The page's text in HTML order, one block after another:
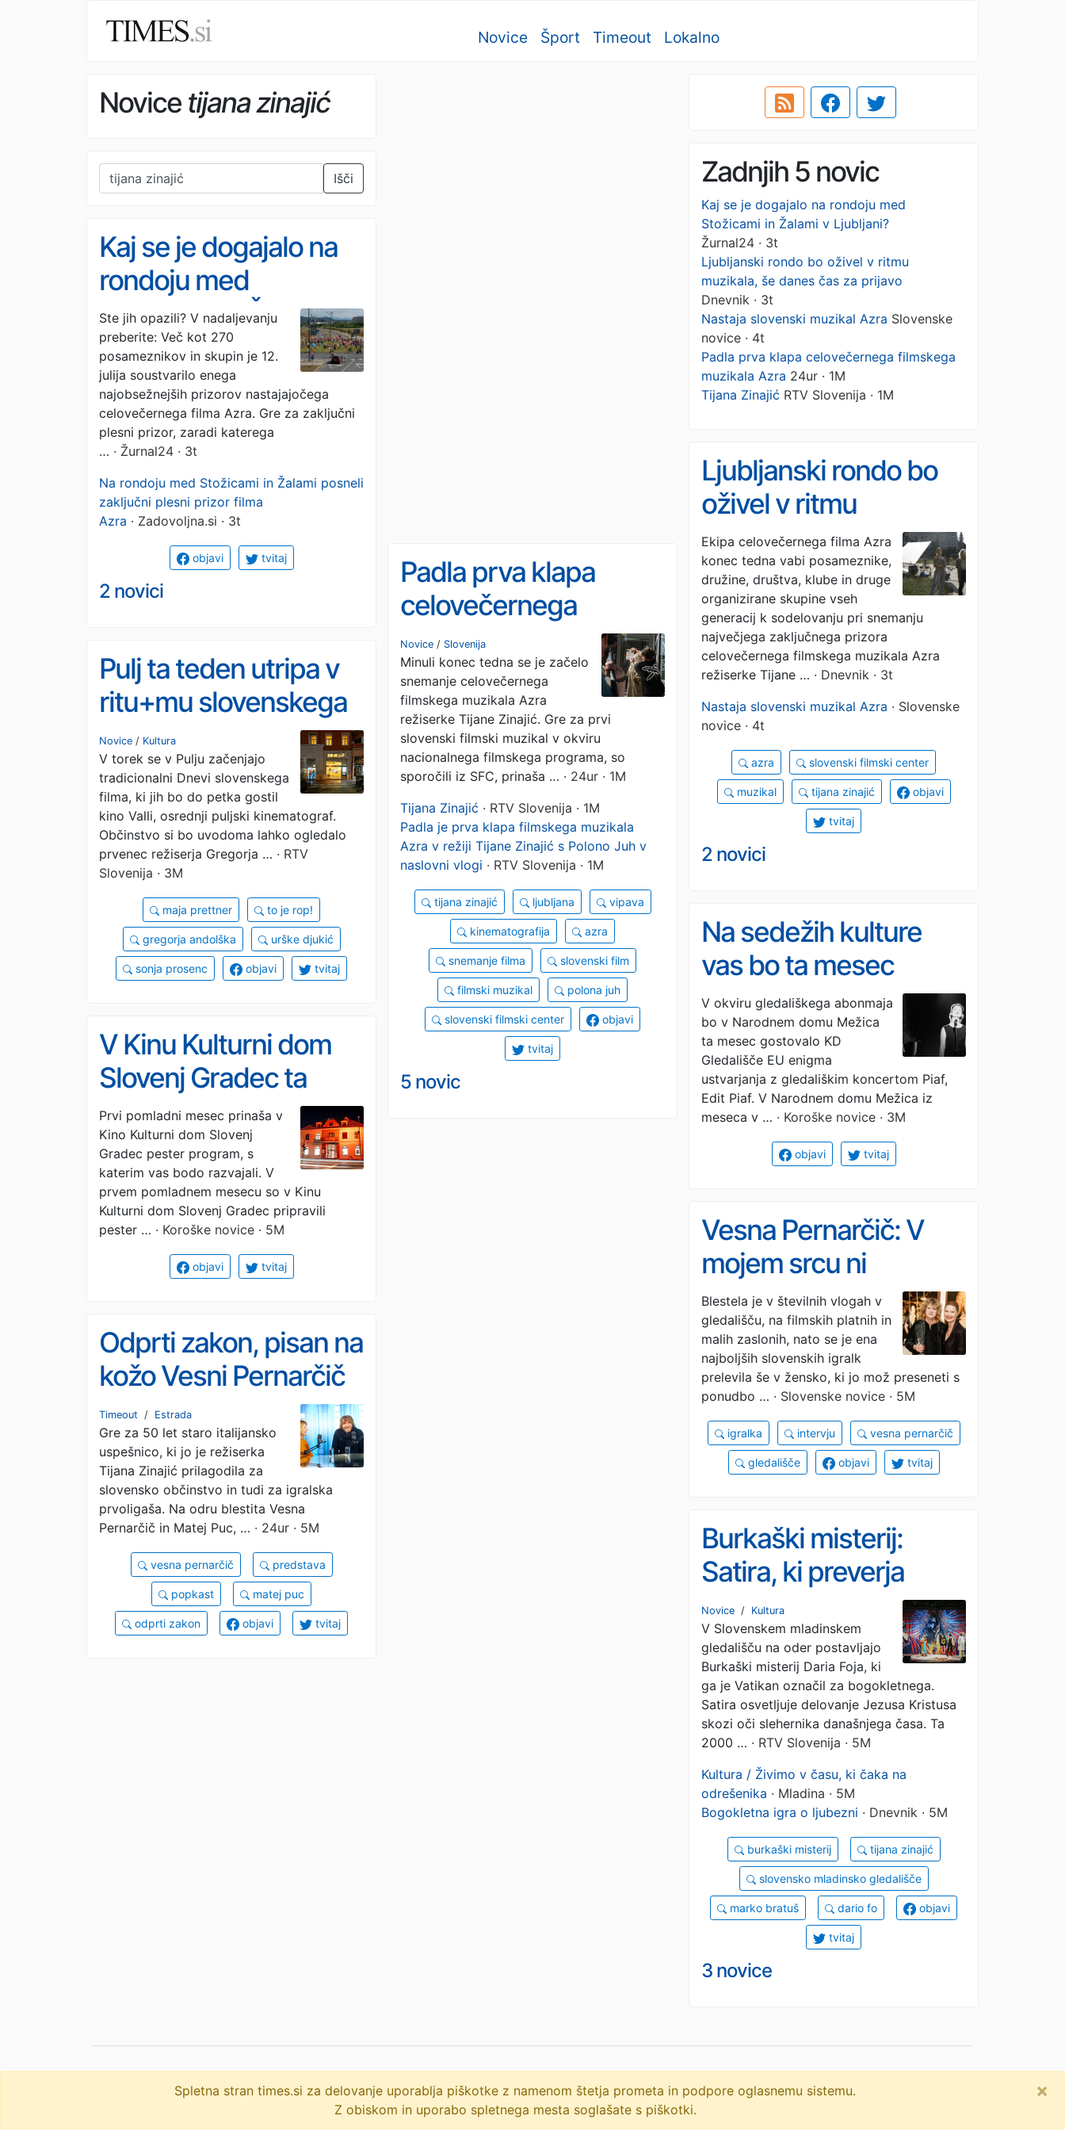
Novice Šport Timeout Lokalno
Novice tijana zinajić
Išči Zadnjih 5 novic
Kaj se je dogajalo na rondoju med
Stožicami in Žalami v Ljubljani?
Žurnal24 · 3t
Ljubljanski rondo bo oživel v ritmu
muzikala, še danes čas za prijavo
Dnevnik · 3t
Nastaja slovenski muzikal Azra Slovenske
novice · 4t
Padla prva klapa celovečernega filmskega
muzikala Azra 24ur · 1M
Tijana Zinajić RTV Slovenija · 1M
Kaj se je dogajalo na
rondoju med
Stožicami in Žalami v
Ljubljani?
Ste jih opazili? V nadaljevanju
preberite: Več kot 270
posameznikov in skupin je 12.
julija soustvarilo enega
najobsežnejših prizorov nastajajočega
celovečernega filma Azra. Gre za zaključni
plesni prizor, zaradi katerega
… · Žurnal24 · 3t
Na rondoju med Stožicami in Žalami posneli
zaključni plesni prizor filma
Azra · Zadovoljna.si · 3t
objavi tvitaj
2 novici
Ljubljanski rondo bo
oživel v ritmu
muzikala, še danes
čas za prijavo
Ekipa celovečernega filma Azra
konec tedna vabi posameznike,
družine, društva, klube in druge
organizirane skupine vseh
generacij k sodelovanju pri snemanju
največjega zaključnega prizora
celovečernega filmskega muzikala Azra
režiserke Tijane … · Dnevnik · 3t
Nastaja slovenski muzikal Azra · Slovenske
novice · 4t
azra slovenski filmski center
muzikal tijana zinajić objavi
tvitaj
2 novici
Padla prva klapa
celovečernega
filmskega muzikala
Azra
Novice / Slovenija
Minuli konec tedna se je začelo
snemanje celovečernega
filmskega muzikala Azra
režiserke Tijane Zinajić. Gre za prvi
slovenski filmski muzikal v okviru
nacionalnega filmskega programa, so
sporočili iz SFC, prinaša … · 24ur · 1M
Tijana Zinajić · RTV Slovenija · 1M
Padla je prva klapa filmskega muzikala
Azra v režiji Tijane Zinajić s Polono Juh v
naslovni vlogi · RTV Slovenija · 1M
tijana zinajić ljubljana vipava
kinematografija azra
snemanje filma slovenski film
filmski muzikal polona juh
slovenski filmski center objavi
tvitaj
5 novic
Pulj ta teden utripa v
ritu+mu slovenskega
filma
Novice / Kultura
V torek se v Pulju začenjajo
tradicionalni Dnevi slovenskega
filma, ki jih bo do petka gostil
kino Valli, osrednji puljski kinematograf.
Občinstvo si bo uvodoma lahko ogledalo
prvenec režiserja Gregorja … · RTV
Slovenija · 3M
maja prettner to je rop!
gregorja andolška urške djukić
sonja prosenc objavi tvitaj
Na sedežih kulture
vas bo ta mesec
navdušil gledališki
koncert Piaf, Edit Piaf
V okviru gledališkega abonmaja
bo v Narodnem domu Mežica
ta mesec gostovalo KD
Gledališče EU enigma
ustvarjanja z gledališkim koncertom Piaf,
Edit Piaf. V Narodnem domu Mežica iz
meseca v … · Koroške novice · 3M
objavi tvitaj
V Kinu Kulturni dom
Slovenj Gradec ta
mesec filmi,
gledališka predstava
in koncert na platnu
Prvi pomladni mesec prinaša v
Kino Kulturni dom Slovenj
Gradec pester program, s
katerim vas bodo razvajali. V
prvem pomladnem mesecu so v Kinu
Kulturni dom Slovenj Gradec pripravili
pester … · Koroške novice · 5M
objavi tvitaj
Vesna Pernarčič: V
mojem srcu ni
prostora za več
moških (Suzy)
Blestela je v številnih vlogah v
gledališču, na filmskih platnih in
malih zaslonih, nato se je ena
najboljših slovenskih igralk
prelevila še v žensko, ki jo mož preseneti s
ponudbo … · Slovenske novice · 5M
igralka intervju vesna pernarčič
gledališče objavi tvitaj
Odprti zakon, pisan na
kožo Vesni Pernarčič
in Mateju Pucu
Timeout / Estrada
Gre za 50 let staro italijansko
uspešnico, ki jo je režiserka
Tijana Zinajić prilagodila za
slovensko občinstvo in tudi za igralska
prvoligaša. Na odru blestita Vesna
Pernarčič in Matej Puc, … · 24ur · 5M
vesna pernarčič predstava
popkast matej puc
odprti zakon objavi tvitaj
Burkaški misterij:
Satira, ki preverja
razkorak med
Jezusovim naukom in
tem, kako živimo
danes
Novice / Kultura
V Slovenskem mladinskem
gledališču na oder postavljajo
Burkaški misterij Daria Foja, ki
ga je Vatikan označil za bogokletnega.
Satira osvetljuje delovanje Jezusa Kristusa
skozi oči slehernika današnjega časa. Ta
2000 … · RTV Slovenija · 5M
Kultura / Živimo v času, ki čaka na
odrešenika · Mladina · 5M
Bogokletna igra o ljubezni · Dnevnik · 5M
burkaški misterij tijana zinajić
slovensko mladinsko gledališče
marko bratuš dario fo objavi
tvitaj
3 novice
Spletna stran times.si za delovanje uporablja piškotke z namenom štetja prometa in podpore oglasnemu sistemu.
Z obiskom in uporabo spletnega mesta soglašate s piškotki.
×
© 2009-2026 times.si